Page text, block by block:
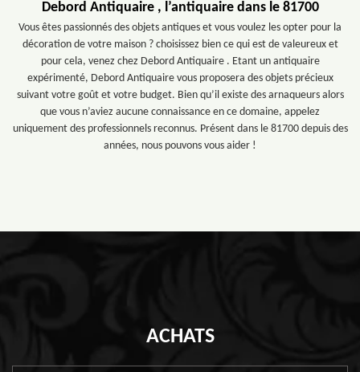
Debord Antiquaire , l’antiquaire dans le 81700
Vous êtes passionnés des objets antiques et vous voulez les opter pour la
décoration de votre maison ? choisissez bien ce qui est de valeureux et
pour cela, venez chez Debord Antiquaire . Etant un antiquaire
expérimenté, Debord Antiquaire vous proposera des objets précieux
suivant votre goût et votre budget. Bien qu’il existe des arnaqueurs alors
que vous n’aviez aucune connaissance en ce domaine, appelez
uniquement des professionnels reconnus. Présent dans le 81700 depuis des
années, nous pouvons vous aider !
ACHATS